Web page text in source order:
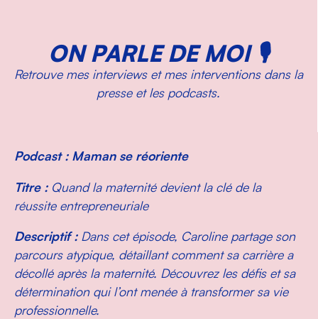
ON PARLE DE MOI 🎙
Retrouve mes interviews et mes interventions dans la
presse et les podcasts.
Podcast : Maman se réoriente
Titre :Quand la maternité devient la clé de la
réussite entrepreneuriale
Descriptif :Dans cet épisode, Caroline partage son
parcours atypique, détaillant comment sa carrière a
décollé après la maternité. Découvrez les défis et sa
détermination qui l’ont menée à transformer sa vie
professionnelle.